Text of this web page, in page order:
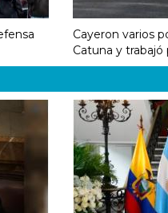
Cayeron varios
Catuna y trabajó